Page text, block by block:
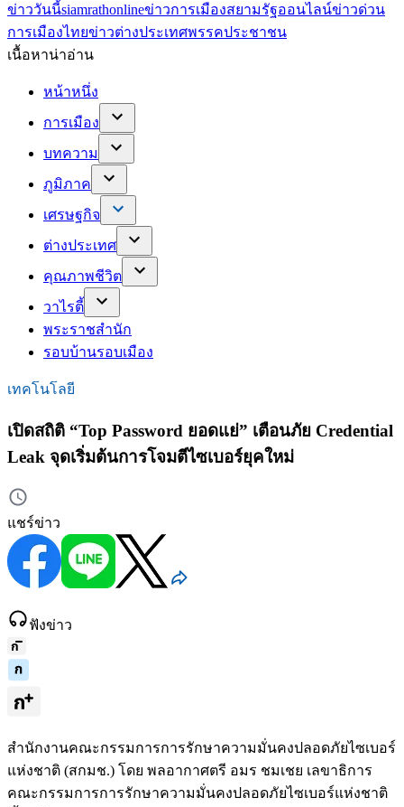
ข่าววันนี้siamrathonlineข่าวการเมืองสยามรัฐออนไลน์ข่าวด่วน
การเมืองไทยข่าวต่างประเทศพรรคประชาชน
เนื้อหาน่าอ่าน
หน้าหนึ่ง
การเมือง
บทความ
ภูมิภาค
เศรษฐกิจ
ต่างประเทศ
คุณภาพชีวิต
วาไรตี้
พระราชสำนัก
รอบบ้านรอบเมือง
เทคโนโลยี
เปิดสถิติ “Top Password ยอดแย่” เตือนภัย Credential
Leak จุดเริ่มต้นการโจมตีไซเบอร์ยุคใหม่
แชร์ข่าว
ฟังข่าว
สำนักงานคณะกรรมการการรักษาความมั่นคงปลอดภัยไซเบอร์
แห่งชาติ (สกมช.) โดย พลอากาศตรี อมร ชมเชย เลขาธิการ
คณะกรรมการการรักษาความมั่นคงปลอดภัยไซเบอร์แห่งชาติ